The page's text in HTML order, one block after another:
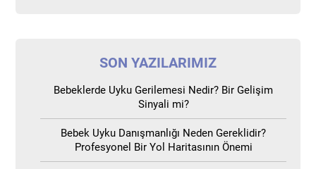
SON YAZILARIMIZ
Bebeklerde Uyku Gerilemesi Nedir? Bir Gelişim
Sinyali mi?
Bebek Uyku Danışmanlığı Neden Gereklidir?
Profesyonel Bir Yol Haritasının Önemi